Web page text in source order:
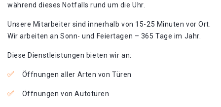
während dieses Notfalls rund um die Uhr.
Unsere Mitarbeiter sind innerhalb von 15-25 Minuten vor Ort.
Wir arbeiten an Sonn- und Feiertagen – 365 Tage im Jahr.
Diese Dienstleistungen bieten wir an:
Öffnungen aller Arten von Türen
Öffnungen von Autotüren